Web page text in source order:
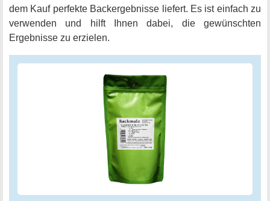
dem Kauf perfekte Backergebnisse liefert. Es ist einfach zu
verwenden und hilft Ihnen dabei, die gewünschten
Ergebnisse zu erzielen.